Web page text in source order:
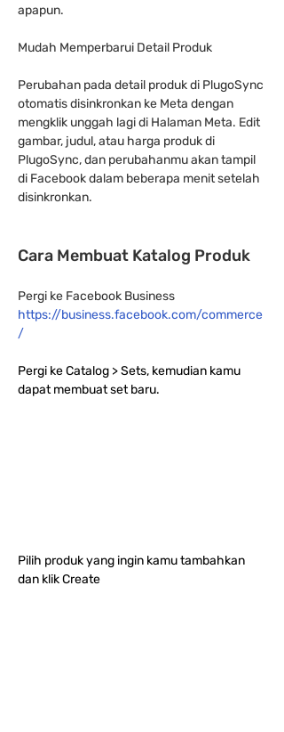
apapun.
Mudah Memperbarui Detail Produk
Perubahan pada detail produk di PlugoSync
otomatis disinkronkan ke Meta dengan
mengklik unggah lagi di Halaman Meta. Edit
gambar, judul, atau harga produk di
PlugoSync, dan perubahanmu akan tampil
di Facebook dalam beberapa menit setelah
disinkronkan.
Cara Membuat Katalog Produk
Pergi ke Facebook Business
https://business.facebook.com/commerce
/
Pergi ke Catalog > Sets, kemudian kamu
dapat membuat set baru.
Pilih produk yang ingin kamu tambahkan
dan klik Create